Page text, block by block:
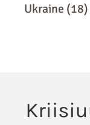
Ukraine (18)